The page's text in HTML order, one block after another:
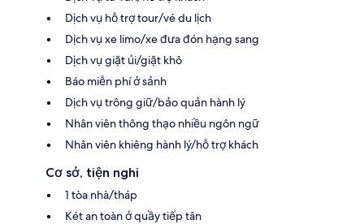
Dịch vụ hỗ trợ tour/vé du lịch
Dịch vụ xe limo/xe đưa đón hạng sang
Dịch vụ giặt ủi/giặt khô
Báo miễn phí ở sảnh
Dịch vụ trông giữ/bảo quản hành lý
Nhân viên thông thạo nhiều ngôn ngữ
Nhân viên khiêng hành lý/hỗ trợ khách
Cơ sở, tiện nghi
1 tòa nhà/tháp
Két an toàn ở quầy tiếp tân